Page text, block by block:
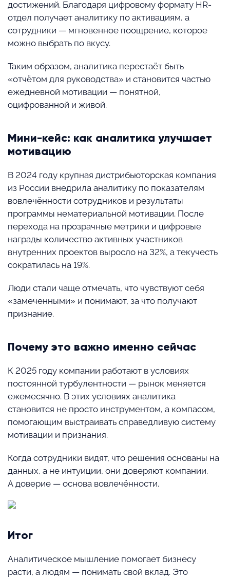
достижений. Благодаря цифровому формату HR-
отдел получает аналитику по активациям, а
сотрудники — мгновенное поощрение, которое
можно выбрать по вкусу.
Таким образом, аналитика перестаёт быть
«отчётом для руководства» и становится частью
ежедневной мотивации — понятной,
оцифрованной и живой.
Мини-кейс: как аналитика улучшает
мотивацию
В 2024 году крупная дистрибьюторская компания
из России внедрила аналитику по показателям
вовлечённости сотрудников и результаты
программы нематериальной мотивации. После
перехода на прозрачные метрики и цифровые
награды количество активных участников
внутренних проектов выросло на 32%, а текучесть
сократилась на 19%.
Люди стали чаще отмечать, что чувствуют себя
«замеченными» и понимают, за что получают
признание.
Почему это важно именно сейчас
К 2025 году компании работают в условиях
постоянной турбулентности — рынок меняется
ежемесячно. В этих условиях аналитика
становится не просто инструментом, а компасом,
помогающим выстраивать справедливую систему
мотивации и признания.
Когда сотрудники видят, что решения основаны на
данных, а не интуиции, они доверяют компании.
А доверие — основа вовлечённости.
Итог
Аналитическое мышление помогает бизнесу
расти, а людям — понимать свой вклад. Это